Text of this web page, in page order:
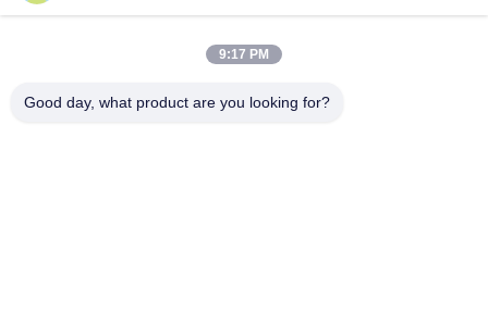
Sert Kutu Yapma
Karton kutu yapımı
makine
Automatic Paper Box
Automatic Case
9:17 PM
Good day, what product are you looking for?